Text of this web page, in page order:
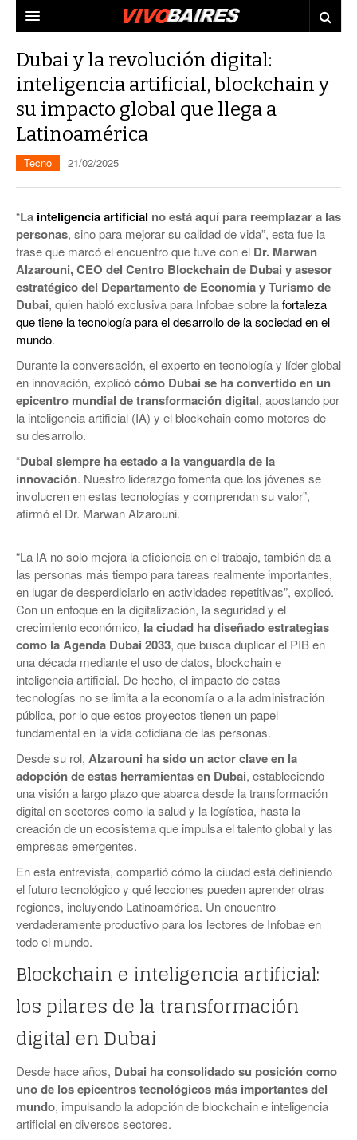
PAÍS
CONURBANO
JUDICIALES
AGENDA
ELLAS
VIDEOS
Dubai y la revolución digital:
inteligencia artificial, blockchain y
su impacto global que llega a
Latinoamérica
Tecno 21/02/2025
“La inteligencia artificial no está aquí para reemplazar a las
personas, sino para mejorar su calidad de vida”, esta fue la
frase que marcó el encuentro que tuve con el Dr. Marwan
Alzarouni, CEO del Centro Blockchain de Dubai y asesor
estratégico del Departamento de Economía y Turismo de
Dubai, quien habló exclusiva para Infobae sobre lafortaleza
que tiene la tecnología para el desarrollo de la sociedad en el
mundo.
Durante la conversación, el experto en tecnología y líder global
en innovación, explicócómo Dubai se ha convertido en un
epicentro mundial de transformación digital, apostando por
la inteligencia artificial (IA) y el blockchain como motores de
su desarrollo.
“Dubai siempre ha estado a la vanguardia de la
innovación. Nuestro liderazgo fomenta que los jóvenes se
involucren en estas tecnologías y comprendan su valor”,
afirmó el Dr. Marwan Alzarouni.
“La IA no solo mejora la eficiencia en el trabajo, también da a
las personas más tiempo para tareas realmente importantes,
en lugar de desperdiciarlo en actividades repetitivas”, explicó.
Con un enfoque en la digitalización, la seguridad y el
crecimiento económico, la ciudad ha diseñado estrategias
como la Agenda Dubai 2033, que busca duplicar el PIB en
una década mediante el uso de datos, blockchain e
inteligencia artificial. De hecho, el impacto de estas
tecnologías no se limita a la economía o a la administración
pública, por lo que estos proyectos tienen un papel
fundamental en la vida cotidiana de las personas.
Desde su rol, Alzarouni ha sido un actor clave en la
adopción de estas herramientas en Dubai, estableciendo
una visión a largo plazo que abarca desde la transformación
digital en sectores como la salud y la logística, hasta la
creación de un ecosistema que impulsa el talento global y las
empresas emergentes.
En esta entrevista, compartió cómo la ciudad está definiendo
el futuro tecnológico y qué lecciones pueden aprender otras
regiones, incluyendo Latinoamérica. Un encuentro
verdaderamente productivo para los lectores de Infobae en
todo el mundo.
Blockchain e inteligencia artificial:
los pilares de la transformación
digital en Dubai
Desde hace años, Dubai ha consolidado su posición como
uno de los epicentros tecnológicos más importantes del
mundo, impulsando la adopción de blockchain e inteligencia
artificial en diversos sectores.